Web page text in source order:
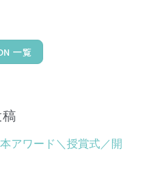
一覧
アワード＼授賞式／開